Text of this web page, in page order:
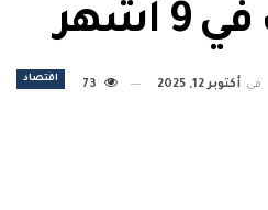
أشهر
اقتصاد في أكتوبر 12, 2025 73